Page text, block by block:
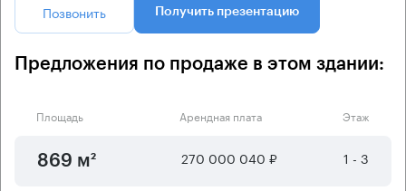
Позвонить Получить презентацию
Предложения по продаже в этом здании:
Площадь Арендная плата Этаж
869 м² 270 000 040 ₽ 1 - 3